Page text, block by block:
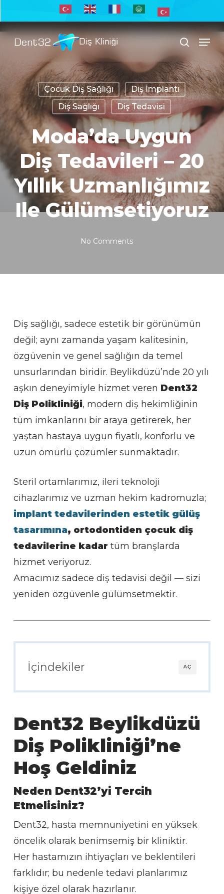
to
main
search
Menu
Çocuk Diş Sağlığı
Diş İmplantı
Diş Sağlığı
Diş Tedavisi
Moda’da Uygun
Diş Tedavileri – 20
Yıllık Uzmanlığımız
Ile Gülümsetiyoruz
No Comments
Diş sağlığı, sadece estetik bir görünümün
değil; aynı zamanda yaşam kalitesinin,
özgüvenin ve genel sağlığın da temel
unsurlarından biridir. Beylikdüzü’nde 20 yılı
aşkın deneyimiyle hizmet veren Dent32
Diş Polikliniği, modern diş hekimliğinin
tüm imkanlarını bir araya getirerek, her
yaştan hastaya uygun fiyatlı, konforlu ve
uzun ömürlü çözümler sunmaktadır.
Steril ortamlarımız, ileri teknoloji
cihazlarımız ve uzman hekim kadromuzla;
implant tedavilerinden estetik gülüş
tasarımına, ortodontiden çocuk diş
tedavilerine kadar tüm branşlarda
hizmet veriyoruz.
Amacımız sadece diş tedavisi değil — sizi
yeniden özgüvenle gülümsetmektir.
AÇ
İçindekiler
Dent32 Beylikdüzü
Diş Polikliniği’ne
Hoş Geldiniz
Neden Dent32’yi Tercih
Etmelisiniz?
Dent32, hasta memnuniyetini en yüksek
öncelik olarak benimsemiş bir kliniktir.
Her hastamızın ihtiyaçları ve beklentileri
farklıdır; bu nedenle tedavi planlarımız
kişiye özel olarak hazırlanır.